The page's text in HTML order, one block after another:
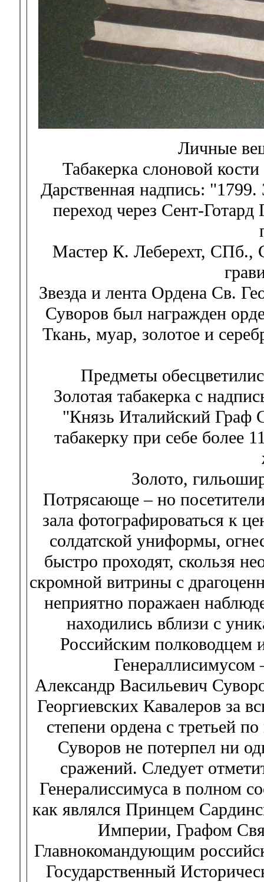
Личные
Табакерка слоновой
Дарственная надпись:
переход через Сент-
Мастер К. Леберехт, СПб.,
Звезда и лента Ордена Св.
Суворов был награжден
Ткань, муар, золотое и
Предметы
Золотая табакерка с
"Князь Италийский Граф
табакерку при себе более
Золото,
Потрясающе – но
зала фотографироваться к
солдатской униформы,
быстро проходят, скользя
скромной витрины с
неприятно поражаен
находились вблизи с
Российским
Александр Васильевич
Георгиевских Кавалеров за
степени ордена с третьей
Суворов не потерпел ни
сражений. Следует
Генералиссимуса в полном
как являлся Принцем
Империи, Графом
Главнокомандующим
Государственный